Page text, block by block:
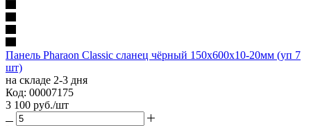
Панель Pharaon Classic сланец чёрный 150х600х10-20мм (уп 7
шт)
на складе 2-3 дня
Код: 00007175
3 100 руб./шт